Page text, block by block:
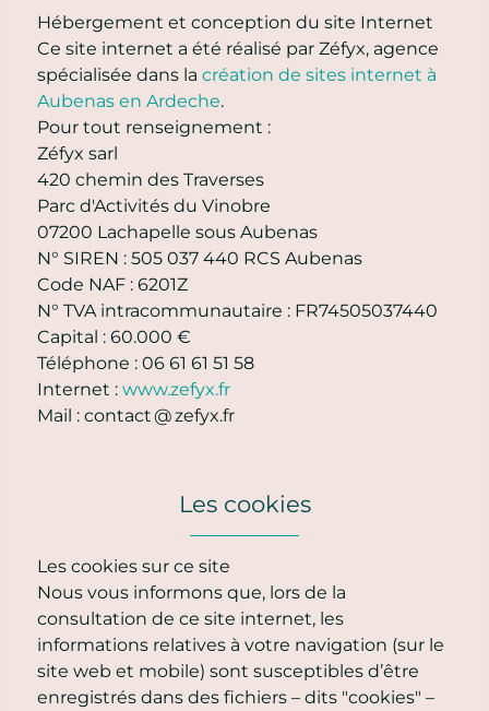
Hébergement et conception du site Internet
Ce site internet a été réalisé par Zéfyx, agence
spécialisée dans la création de sites internet à
Aubenas en Ardeche.
Pour tout renseignement :
Zéfyx sarl
420 chemin des Traverses
Parc d'Activités du Vinobre
07200 Lachapelle sous Aubenas
N° SIREN : 505 037 440 RCS Aubenas
Code NAF : 6201Z
N° TVA intracommunautaire : FR74505037440
Capital : 60.000 €
Téléphone : 06 61 61 51 58
Internet : www.zefyx.fr
Mail : contact @ zefyx.fr
Les cookies
Les cookies sur ce site
Nous vous informons que, lors de la
consultation de ce site internet, les
informations relatives à votre navigation (sur le
site web et mobile) sont susceptibles d’être
enregistrés dans des fichiers – dits "cookies" –